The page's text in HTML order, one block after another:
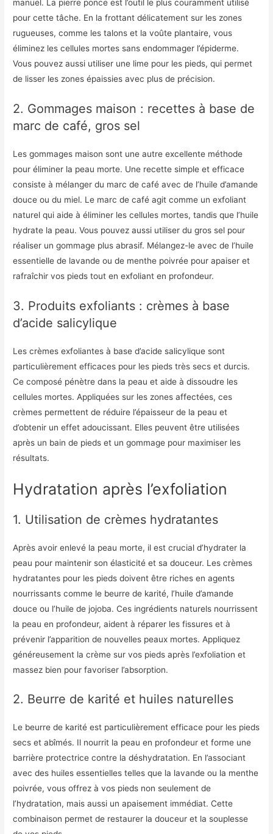
manuel. La pierre ponce est l’outil le plus couramment utilisé
pour cette tâche. En la frottant délicatement sur les zones
rugueuses, comme les talons et la voûte plantaire, vous
éliminez les cellules mortes sans endommager l’épiderme.
Vous pouvez aussi utiliser une lime pour les pieds, qui permet
de lisser les zones épaissies avec plus de précision.
2. Gommages maison : recettes à base de
marc de café, gros sel
Les gommages maison sont une autre excellente méthode
pour éliminer la peau morte. Une recette simple et efficace
consiste à mélanger du marc de café avec de l’huile d’amande
douce ou du miel. Le marc de café agit comme un exfoliant
naturel qui aide à éliminer les cellules mortes, tandis que l’huile
hydrate la peau. Vous pouvez aussi utiliser du gros sel pour
réaliser un gommage plus abrasif. Mélangez-le avec de l’huile
essentielle de lavande ou de menthe poivrée pour apaiser et
rafraîchir vos pieds tout en exfoliant en profondeur.
3. Produits exfoliants : crèmes à base
d’acide salicylique
Les crèmes exfoliantes à base d’acide salicylique sont
particulièrement efficaces pour les pieds très secs et durcis.
Ce composé pénètre dans la peau et aide à dissoudre les
cellules mortes. Appliquées sur les zones affectées, ces
crèmes permettent de réduire l’épaisseur de la peau et
d’obtenir un effet adoucissant. Elles peuvent être utilisées
après un bain de pieds et un gommage pour maximiser les
résultats.
Hydratation après l’exfoliation
1. Utilisation de crèmes hydratantes
Après avoir enlevé la peau morte, il est crucial d’hydrater la
peau pour maintenir son élasticité et sa douceur. Les crèmes
hydratantes pour les pieds doivent être riches en agents
nourrissants comme le beurre de karité, l’huile d’amande
douce ou l’huile de jojoba. Ces ingrédients naturels nourrissent
la peau en profondeur, aident à réparer les fissures et à
prévenir l’apparition de nouvelles peaux mortes. Appliquez
généreusement la crème sur vos pieds après l’exfoliation et
massez bien pour favoriser l’absorption.
2. Beurre de karité et huiles naturelles
Le beurre de karité est particulièrement efficace pour les pieds
secs et abîmés. Il nourrit la peau en profondeur et forme une
barrière protectrice contre la déshydratation. En l’associant
avec des huiles essentielles telles que la lavande ou la menthe
poivrée, vous offrez à vos pieds non seulement de
l’hydratation, mais aussi un apaisement immédiat. Cette
combinaison permet de restaurer la douceur et la souplesse